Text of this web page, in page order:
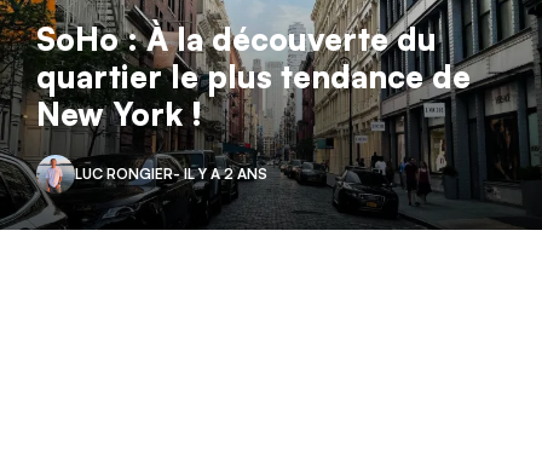
SoHo : À la découverte du
quartier le plus tendance de
New York !
LUC RONGIER- IL Y A 2 ANS